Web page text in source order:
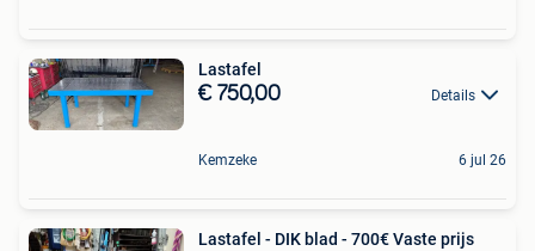
Lastafel
€ 750,00 Details
Kemzeke 6 jul 26
Lastafel - DIK blad - 700€ Vaste prijs